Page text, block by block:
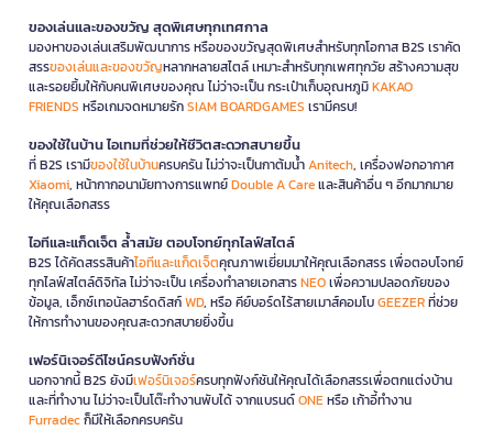
ของเล่นและของขวัญ สุดพิเศษทุกเทศกาล
มองหาของเล่นเสริมพัฒนาการ หรือของขวัญสุดพิเศษสำหรับทุกโอกาส B2S เราคัด
สรรของเล่นและของขวัญหลากหลายสไตล์ เหมาะสำหรับทุกเพศทุกวัย สร้างความสุข
และรอยยิ้มให้กับคนพิเศษของคุณ ไม่ว่าจะเป็น กระเป๋าเก็บอุณหภูมิKAKAO
FRIENDS หรือเกมจดหมายรักSIAM BOARDGAMES เรามีครบ!
ของใช้ในบ้าน ไอเทมที่ช่วยให้ชีวิตสะดวกสบายขึ้น
ที่ B2S เรามีของใช้ในบ้านครบครัน ไม่ว่าจะเป็นกาต้มน้ำAnitech, เครื่องฟอกอากาศ
Xiaomi, หน้ากากอนามัยทางการแพทย์Double A Careและสินค้าอื่น ๆ อีกมากมาย
ให้คุณเลือกสรร
ไอทีและแก็ดเจ็ต ล้ำสมัย ตอบโจทย์ทุกไลฟ์สไตล์
B2S ได้คัดสรรสินค้าไอทีและแก็ดเจ็ตคุณภาพเยี่ยมมาให้คุณเลือกสรร เพื่อตอบโจทย์
ทุกไลฟ์สไตล์ดิจิทัล ไม่ว่าจะเป็น เครื่องทำลายเอกสารNEOเพื่อความปลอดภัยของ
ข้อมูล, เอ็กซ์เทอนัลฮาร์ดดิสก์WD, หรือ คีย์บอร์ดไร้สายเมาส์คอมโบGEEZERที่ช่วย
ให้การทำงานของคุณสะดวกสบายยิ่งขึ้น
เฟอร์นิเจอร์ดีไซน์ครบฟังก์ชั่น
นอกจากนี้ B2S ยังมีเฟอร์นิเจอร์ครบทุกฟังก์ชันให้คุณได้เลือกสรรเพื่อตกแต่งบ้าน
และที่ทำงาน ไม่ว่าจะเป็นโต๊ะทำงานพับได้ จากแบรนด์ONEหรือ เก้าอี้ทำงาน
Furradecก็มีให้เลือกครบครัน